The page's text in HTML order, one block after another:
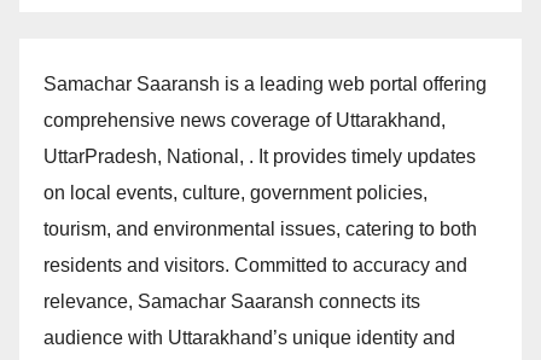
Samachar Saaransh is a leading web portal offering
comprehensive news coverage of Uttarakhand,
UttarPradesh, National, . It provides timely updates
on local events, culture, government policies,
tourism, and environmental issues, catering to both
residents and visitors. Committed to accuracy and
relevance, Samachar Saaransh connects its
audience with Uttarakhand’s unique identity and